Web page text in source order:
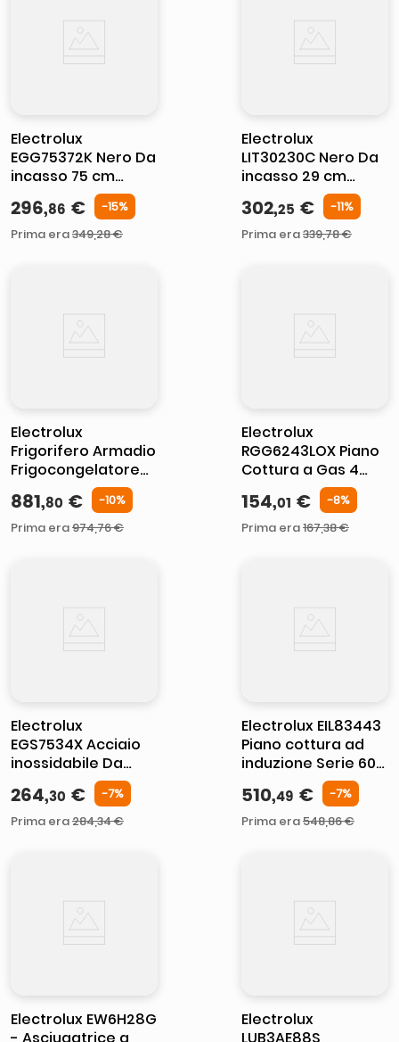
pattumiera raccolta differenziata
Electrolux
EGG75372K Nero Da
incasso 75 cm
Piano cottura a gas
su vetro 5
Fornello(i)
296,86 € -15%
Prima era349,28€
Electrolux
LIT30230C Nero Da
incasso 29 cm
Piano cottura a
induzione 2
Fornello(i)
302,25 € -11%
Prima era339,78€
Electrolux
Frigorifero Armadio
Frigocongelatore
Ventilato Classe D
EFD6DD18S
881,80 € -10%
Prima era974,76€
Electrolux
RGG6243LOX Piano
Cottura a Gas 4
Fuochi CrossCook
Bruciatore Tripla
Corona 60 cm
154,01 € -8%
Prima era167,38€
Electrolux
EGS7534X Acciaio
inossidabile Da
incasso 74.5 cm
Gas 5 Fornello(i)
264,30 € -7%
Prima era284,34€
Electrolux EIL83443
Piano cottura ad
induzione Serie 600
Bridge 80cm
510,49 € -7%
Prima era548,86€
Electrolux EW6H28G
Electrolux